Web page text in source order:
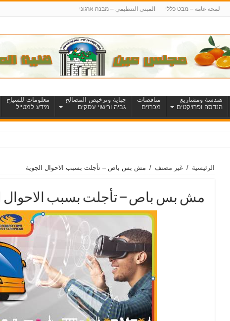
لمحة عامة – מבט כללי المبنى التنظيمي – מבנה ארגוני
هندسة ومشاريع
הנדסה ופרויקטים
مناقصات
מכרזים
جباية وترخيص المصالح
גביה ורישוי עסקים
معلومات للسياح
מידע למטייל
الرئيسية / غير مصنف / مش بس باص – تأجلت بسبب الاحوال الجوية
مش بس باص – تأجلت بسبب الاحوال